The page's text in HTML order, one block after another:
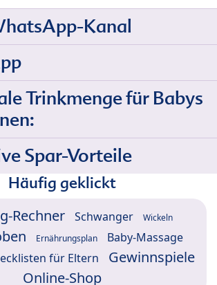
Kanal
Trinkmenge für Babys
Spar-Vorteile
Häufig geklickt
Rechner Schwanger Wickeln
Ernährungsplan Baby-Massage
für Eltern
Gewinnspiele
Online-Shop